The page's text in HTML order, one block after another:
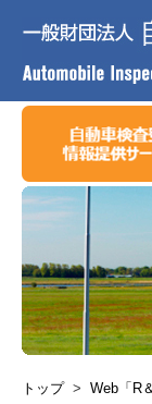
トップ > Web「R